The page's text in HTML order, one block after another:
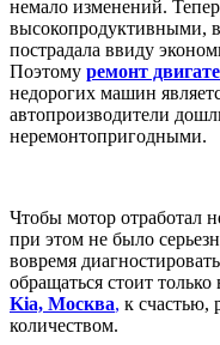
немало изменений.
высокопродуктивными,
пострадала ввиду
Поэтому ремонт
недорогих машин
автопроизводители
неремонтопригодными.
Чтобы мотор отработал
при этом не было
вовремя
обращаться стоит
Kia, Москва, к счастью,
количеством.